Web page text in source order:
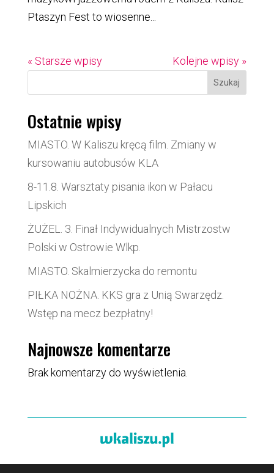
Ptaszyn Fest to wiosenne...
« Starsze wpisy Kolejne wpisy »
Szukaj
Ostatnie wpisy
MIASTO. W Kaliszu kręcą film. Zmiany w
kursowaniu autobusów KLA
8-11.8. Warsztaty pisania ikon w Pałacu
Lipskich
ŻUŻEL. 3. Finał Indywidualnych Mistrzostw
Polski w Ostrowie Wlkp.
MIASTO. Skalmierzycka do remontu
PIŁKA NOŻNA. KKS gra z Unią Swarzędz.
Wstęp na mecz bezpłatny!
Najnowsze komentarze
Brak komentarzy do wyświetlenia.